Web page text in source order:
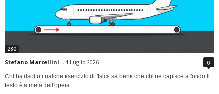
280
Stefano Marcellini - 4 Luglio 2026 0
Chi ha risolto qualche esercizio di fisica sa bene che chi ne capisce a fondo il
testo è a metà dell'opera...